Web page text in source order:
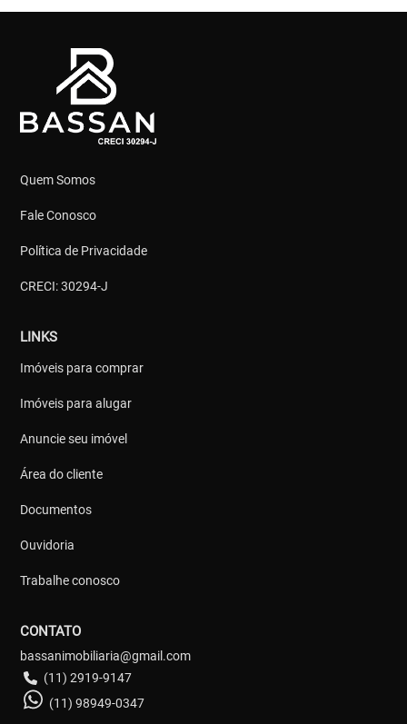
Quem Somos
Fale Conosco
Política de Privacidade
CRECI: 30294-J
LINKS
Imóveis para comprar
Imóveis para alugar
Anuncie seu imóvel
Área do cliente
Documentos
Ouvidoria
Trabalhe conosco
CONTATO
bassanimobiliaria@gmail.com
(11) 2919-9147
(11) 98949-0347